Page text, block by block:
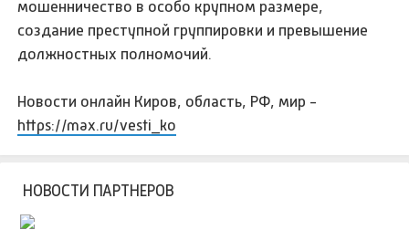
мошенничество в особо крупном размере,
создание преступной группировки и превышение
должностных полномочий.
Новости онлайн Киров, область, РФ, мир -
https://max.ru/vesti_ko
НОВОСТИ ПАРТНЕРОВ